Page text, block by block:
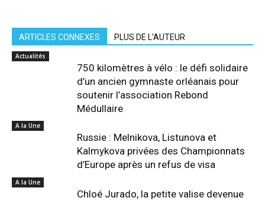
ARTICLES CONNEXES PLUS DE L'AUTEUR
Actualités
750 kilomètres à vélo : le défi solidaire
d’un ancien gymnaste orléanais pour
soutenir l’association Rebond
Médullaire
A la Une
Russie : Melnikova, Listunova et
Kalmykova privées des Championnats
d’Europe après un refus de visa
A la Une
Chloé Jurado, la petite valise devenue